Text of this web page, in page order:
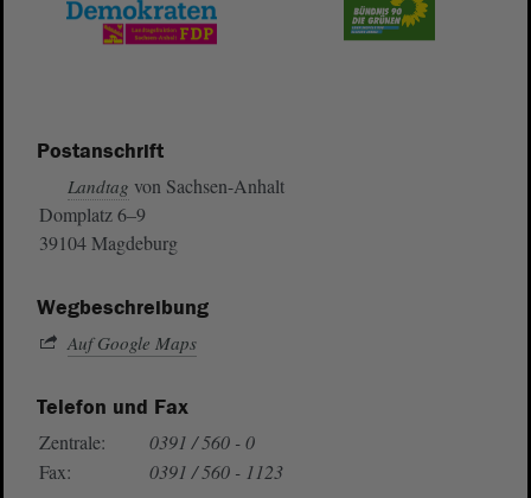
Postanschrift
Landtag von Sachsen-Anhalt
Domplatz 6–9
39104 Magdeburg
Wegbeschreibung
Auf Google Maps
Telefon und Fax
Zentrale:
0391 / 560 - 0
Fax:
0391 / 560 - 1123